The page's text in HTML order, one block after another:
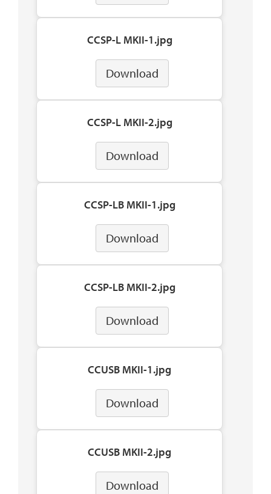
CCSP-L MKII-1.jpg
Download
CCSP-L MKII-2.jpg
Download
CCSP-LB MKII-1.jpg
Download
CCSP-LB MKII-2.jpg
Download
CCUSB MKII-1.jpg
Download
CCUSB MKII-2.jpg
Download